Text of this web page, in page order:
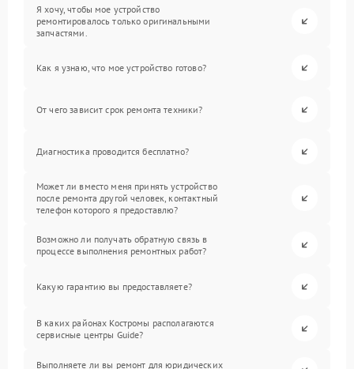
Я хочу, чтобы мое устройство
ремонтировалось только оригинальными
запчастями.
Как я узнаю, что мое устройство готово?
От чего зависит срок ремонта техники?
Диагностика проводится бесплатно?
Может ли вместо меня принять устройство
после ремонта другой человек, контактный
телефон которого я предоставлю?
Возможно ли получать обратную связь в
процессе выполнения ремонтных работ?
Какую гарантию вы предоставляете?
В каких районах Костромы располагаются
сервисные центры Guide?
Выполняете ли вы ремонт для юридических